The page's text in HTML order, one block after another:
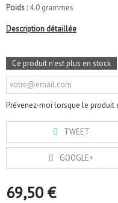
Poids :4.0 grammes
Description détaillée
Ce produit n'est plus en stock
Prévenez-moi lorsque le produit
TWEET
GOOGLE+
69,50 €